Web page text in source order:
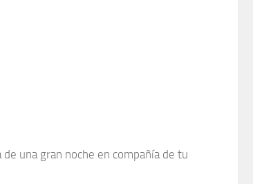
una gran noche en compañía de tu